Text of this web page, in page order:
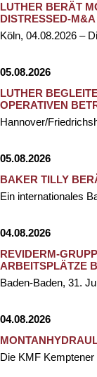
LUTHER BERÄT
DISTRESSED-
Köln, 04.08.2026 –
05.08.2026
LUTHER
OPERATIVEN
Hannover/
05.08.2026
BAKER TILLY
Ein internationales
04.08.2026
REVIDERM-
ARBEITSPLÄTZE
Baden-Baden, 31.
04.08.2026
Die KMF